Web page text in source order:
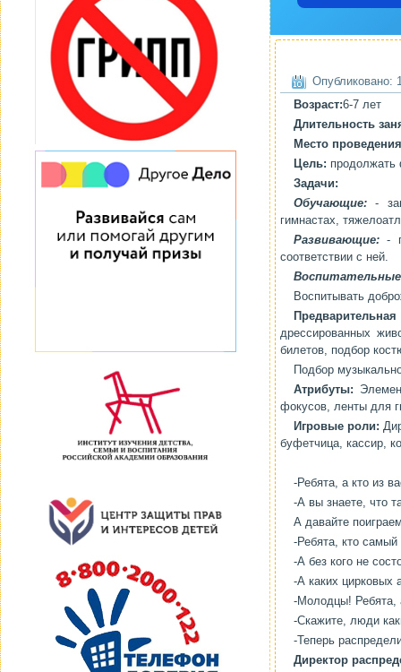
Опубликовано:
Возраст:6-7 лет
Длительность
Место проведения
Цель: продолжать
Задачи:
Обучающие: -
гимнастах,
Развивающие: -
соответствии с ней.
Воспитывать
Предварительная
дрессированных
билетов, подбор
Подбор
Атрибуты:
фокусов, ленты для
Игровые роли:
буфетчица, кассир,
-Ребята, а кто из
-А вы знаете, что
А давайте
-Ребята, кто самый
-А без кого не
-А каких цирковых
-Молодцы! Ребята,
-Скажите, люди
-Теперь
Директор